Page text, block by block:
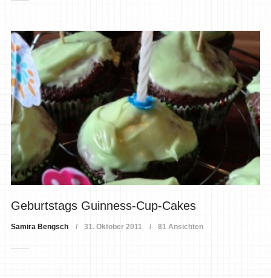
Geburtstags Guinness-Cup-Cakes
Samira Bengsch 31. Oktober 2011 81 Ansichten